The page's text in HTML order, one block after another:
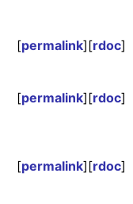
[permalink][rdoc]
[permalink][rdoc]
[permalink][rdoc]